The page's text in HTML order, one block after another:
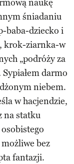
naukę
śniadaniu
baba-dziecko i
krok-ziarnka-w
„podróży za
darmo
niebem.
w hacjendzie,
na statku
bez
fantazji.